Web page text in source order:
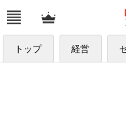
トップ 経営